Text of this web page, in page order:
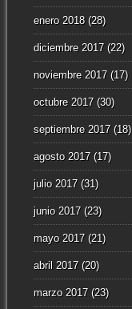
enero 2018(28)
diciembre 2017(22)
noviembre 2017(17)
octubre 2017(30)
septiembre 2017(18)
agosto 2017(17)
julio 2017(31)
junio 2017(23)
mayo 2017(21)
abril 2017(20)
marzo 2017(23)